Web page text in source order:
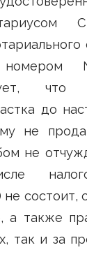
до
не
не
состоит,
а также
так и за